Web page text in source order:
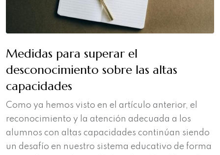
Medidas para superar el
desconocimiento sobre las altas
capacidades
Como ya hemos visto en el artículo anterior, el
reconocimiento y la atención adecuada a los
alumnos con altas capacidades continúan siendo
un desafío en nuestro sistema educativo de forma